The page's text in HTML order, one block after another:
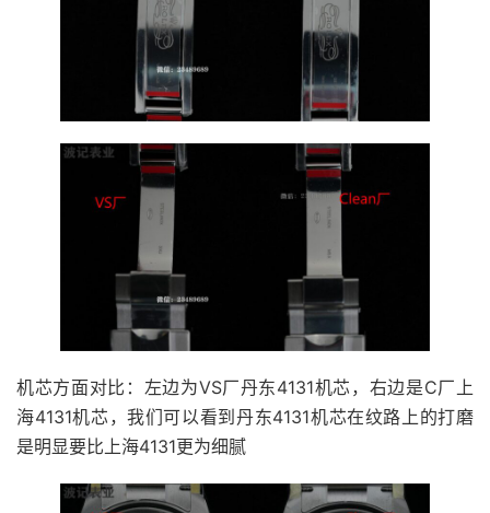
机芯方面对比：左边为VS厂丹东4131机芯，右边是C厂上
海4131机芯，我们可以看到丹东4131机芯在纹路上的打磨
是明显要比上海4131更为细腻